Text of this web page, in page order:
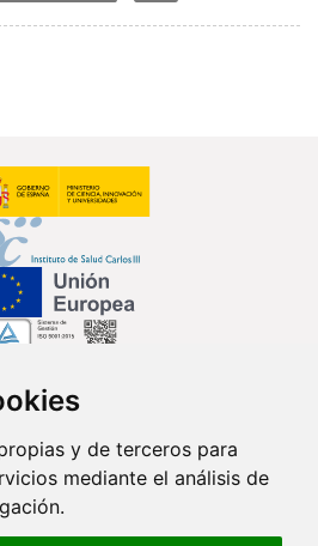
y de terceros para
mediante el análisis de
en...
Contacto
5. Pabellón 11. Planta 0 28029 Madrid